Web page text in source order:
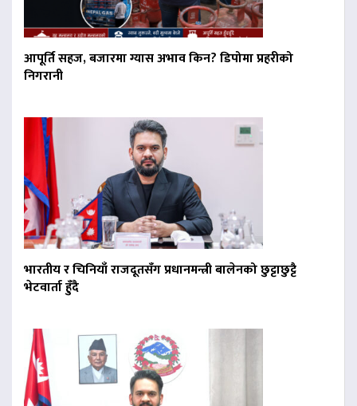
आपूर्ति सहज, बजारमा ग्यास अभाव किन? डिपोमा प्रहरीको
निगरानी
भारतीय र चिनियाँ राजदूतसँग प्रधानमन्त्री बालेनको छुट्टाछुट्टै
भेटवार्ता हुँदै